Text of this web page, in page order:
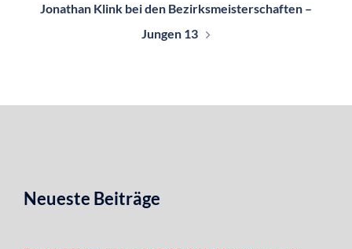
Jonathan Klink bei den Bezirksmeisterschaften –
Jungen 13
Neueste Beiträge